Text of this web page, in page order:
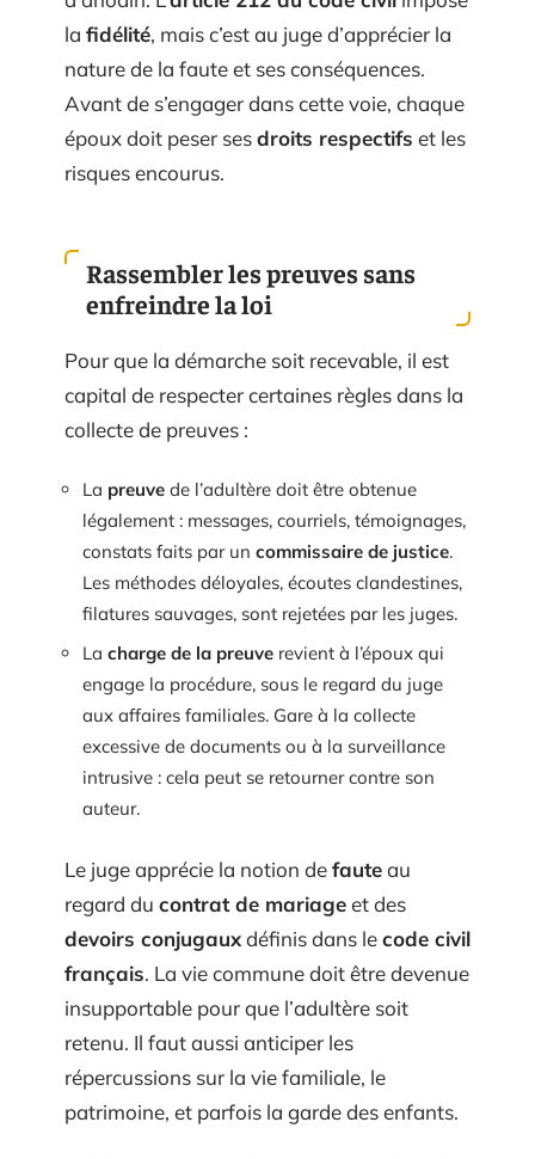
la fidélité, mais c’est au juge d’apprécier la
nature de la faute et ses conséquences.
Avant de s’engager dans cette voie, chaque
époux doit peser sesdroits respectifs et les
risques encourus.
Rassembler les preuves sans
enfreindre la loi
Pour que la démarche soit recevable, il est
capital de respecter certaines règles dans la
collecte de preuves :
La preuve de l’adultère doit être obtenue
légalement : messages, courriels, témoignages,
constats faits par un commissaire de justice.
Les méthodes déloyales, écoutes clandestines,
filatures sauvages, sont rejetées par les juges.
La charge de la preuve revient à l’époux qui
engage la procédure, sous le regard du juge
aux affaires familiales. Gare à la collecte
excessive de documents ou à la surveillance
intrusive : cela peut se retourner contre son
auteur.
Le juge apprécie la notion defauteau
regard du contrat de mariageet des
devoirs conjugauxdéfinis dans lecode civil
français. La vie commune doit être devenue
insupportable pour que l’adultère soit
retenu. Il faut aussi anticiper les
répercussions sur la vie familiale, le
patrimoine, et parfois la garde des enfants.